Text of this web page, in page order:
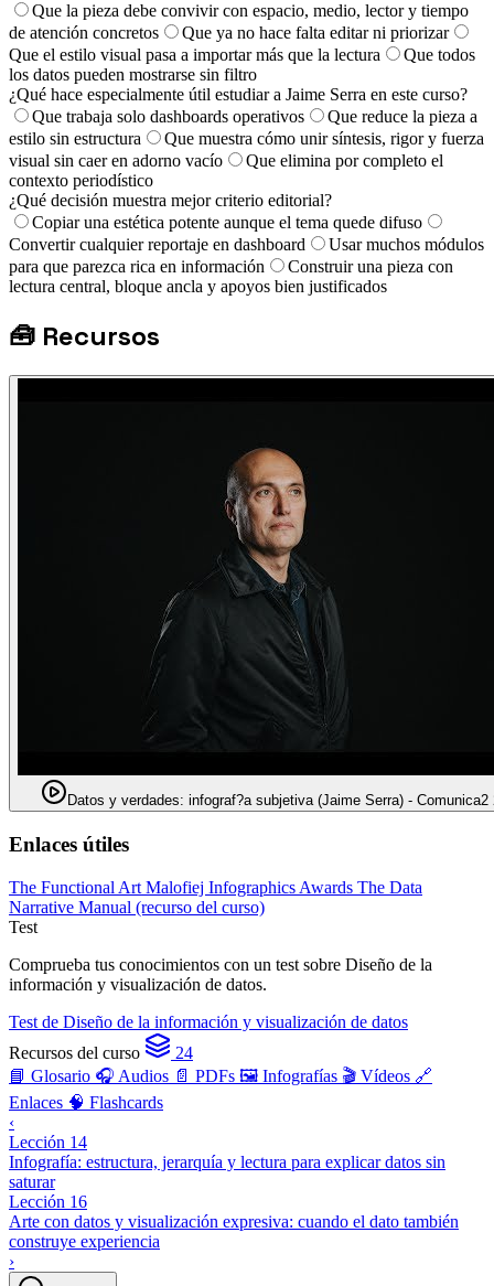
Que la pieza debe convivir con espacio, medio, lector y tiempo
de atención concretos
Que ya no hace falta editar ni priorizar
Que el estilo visual pasa a importar más que la lectura
Que todos
los datos pueden mostrarse sin filtro
¿Qué hace especialmente útil estudiar a Jaime Serra en este curso?
Que trabaja solo dashboards operativos
Que reduce la pieza a
estilo sin estructura
Que muestra cómo unir síntesis, rigor y fuerza
visual sin caer en adorno vacío
Que elimina por completo el
contexto periodístico
¿Qué decisión muestra mejor criterio editorial?
Copiar una estética potente aunque el tema quede difuso
Convertir cualquier reportaje en dashboard
Usar muchos módulos
para que parezca rica en información
Construir una pieza con
lectura central, bloque ancla y apoyos bien justificados
🧰 Recursos
Datos y verdades: infograf?a subjetiva (Jaime Serra) - Comunica2
Enlaces útiles
The Functional Art Malofiej Infographics Awards The Data
Narrative Manual (recurso del curso)
Test
Comprueba tus conocimientos con un test sobre Diseño de la
información y visualización de datos.
Test de Diseño de la información y visualización de datos
Recursos del curso
24
📘 Glosario 🎧 Audios 📄 PDFs 🖼️ Infografías 🎬 Vídeos 🔗
Enlaces 🧠 Flashcards
‹
Lección 14
Infografía: estructura, jerarquía y lectura para explicar datos sin
saturar
Lección 16
Arte con datos y visualización expresiva: cuando el dato también
construye experiencia
›